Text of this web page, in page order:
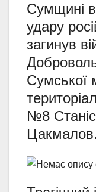
Сумщині
удару
загинув
Сумської
№8
Цакмалов.